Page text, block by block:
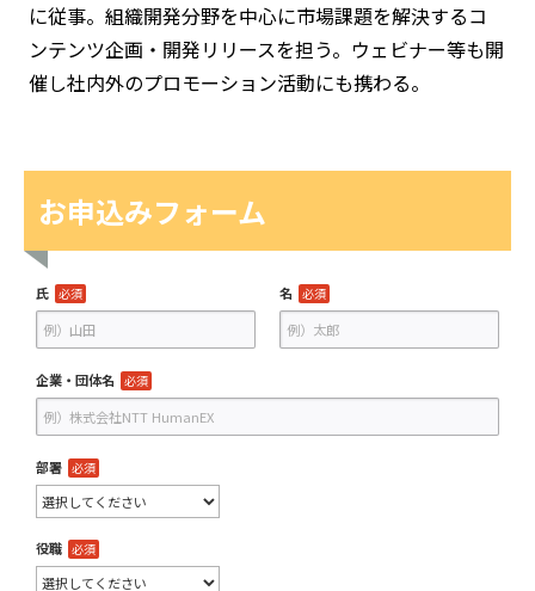
に従事。組織開発分野を中心に市場課題を解決するコ
ンテンツ企画・開発リリースを担う。ウェビナー等も開
催し社内外のプロモーション活動にも携わる。
お申込みフォーム
氏 必須 名 必須
企業・団体名 必須
部署 必須
役職 必須